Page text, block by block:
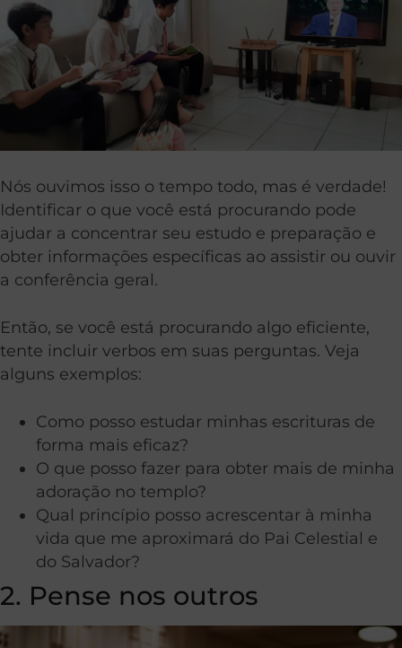
Nós ouvimos isso o tempo todo, mas é verdade!
Identificar o que você está procurando pode
ajudar a concentrar seu estudo e preparação e
obter informações específicas ao assistir ou ouvir
a conferência geral.
Então, se você está procurando algo eficiente,
tente incluir verbos em suas perguntas. Veja
alguns exemplos:
Como posso estudar minhas escrituras de
forma mais eficaz?
O que posso fazer para obter mais de minha
adoração no templo?
Qual princípio posso acrescentar à minha
vida que me aproximará do Pai Celestial e
do Salvador?
2. Pense nos outros